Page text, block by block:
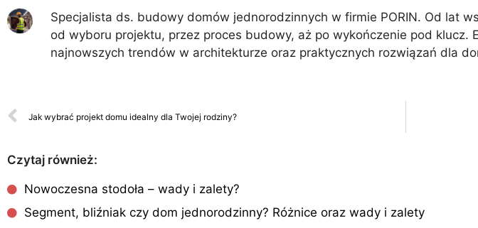
Specjalista ds. budowy domów jednorodzinnych w firmie PORIN. Od lat
od wyboru projektu, przez proces budowy, aż po wykończenie pod klucz.
najnowszych trendów w architekturze oraz praktycznych rozwiązań dla
Jak wybrać projekt domu idealny dla Twojej rodziny?
Czytaj również:
Nowoczesna stodoła – wady i zalety?
Segment, bliźniak czy dom jednorodzinny? Różnice oraz wady i zalety